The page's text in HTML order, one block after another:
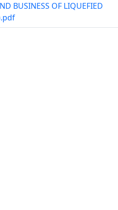
BUSINESS OF LIQUEFIED